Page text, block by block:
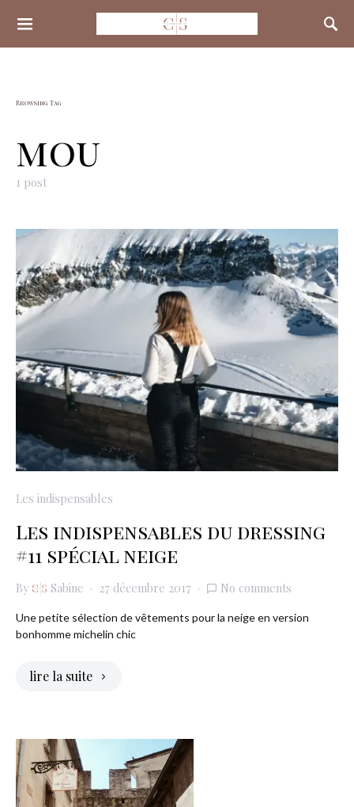
Search for:
Browsing Tag
mou
1 post
Les indispensables
Les indispensables du dressing
#11 spécial neige
By Sabine 27 décembre 2017 No comments
Une petite sélection de vêtements pour la neige en version
bonhomme michelin chic
lire la suite